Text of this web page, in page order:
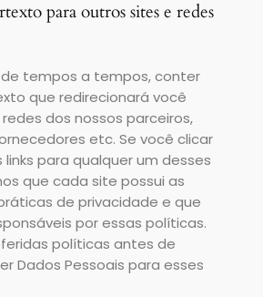
para outros sites e redes
de tempos a tempos, conter
que redirecionará você
dos nossos parceiros,
etc. Se você clicar
para qualquer um desses
que cada site possui as
de privacidade e que
por essas políticas.
políticas antes de
Dados Pessoais para esses